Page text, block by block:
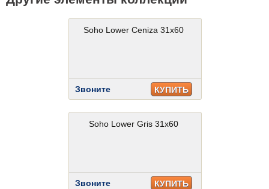
Soho Lower Ceniza 31x60
Звоните КУПИТЬ
Soho Lower Gris 31x60
Звоните КУПИТЬ